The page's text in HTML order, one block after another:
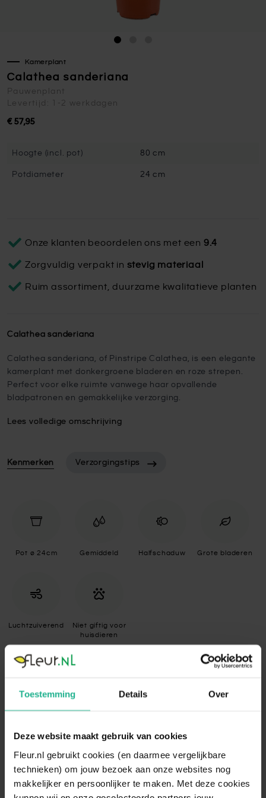
Toestemming Details Over
Deze website maakt gebruik van cookies
Fleur.nl gebruikt cookies (en daarmee vergelijkbare
technieken) om jouw bezoek aan onze websites nog
makkelijker en persoonlijker te maken. Met deze cookies
Kamerplant
Calathea sanderiana
Pauwenplant
Levertijd: 1-2 werkdagen
€ 57,95
Hoogte (incl. pot) 80 cm
Potdiameter 24 cm
Onze klanten beoordelen ons met een 9.4
Zorgvuldig verpakt in stevig materiaal
Ruim assortiment, duurzame kwalitatieve planten
Calathea sanderiana
Calathea sanderiana, of Pinstripe Calathea, is een elegante
kamerplant met donkergroene bladeren en roze strepen.
Perfect voor elke ruimte vanwege haar opvallende
bladpatronen en gemakkelijke verzorging.
Lees volledige omschrijving
Kenmerken Verzorgingstips
Pot ø 24cm Gemiddeld Halfschaduw Grote bladeren
Luchtzuiverend
Niet giftig voor
huisdieren
Standplaats Halfschaduw
Standplaats
omschrijving
De Calathea is van nature gewend aan een
schaduwrijke plek en heeft dus niet veel
licht nodig. Vermijd direct zonlicht en
plaats de plant dus wat verder van het
raam verwijderd om bruine bladranden te
voorkomen. Ook is het aan te raden de